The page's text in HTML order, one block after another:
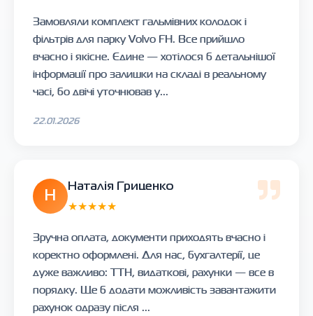
Замовляли комплект гальмівних колодок і
фільтрів для парку Volvo FH. Все прийшло
вчасно і якісне. Єдине — хотілося б детальнішої
інформації про залишки на складі в реальному
часі, бо двічі уточнював у...
22.01.2026
Н
Наталія Гриценко
★★★★★
Зручна оплата, документи приходять вчасно і
коректно оформлені. Для нас, бухгалтерії, це
дуже важливо: ТТН, видаткові, рахунки — все в
порядку. Ще б додати можливість завантажити
рахунок одразу після ...